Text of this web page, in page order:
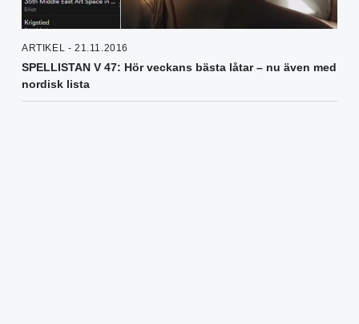
ARTIKEL - 21.11.2016
SPELLISTAN V 47: Hör veckans bästa låtar – nu även med
nordisk lista